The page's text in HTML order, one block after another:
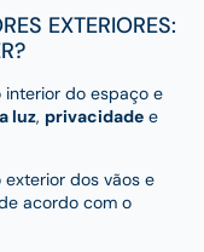
EXTERIORES:
interior do espaço e
luz, privacidade e
dos vãos e
acordo com o